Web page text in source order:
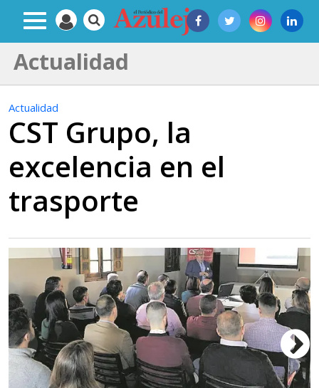
Actualidad
Actualidad
CST Grupo, la
excelencia en el
trasporte